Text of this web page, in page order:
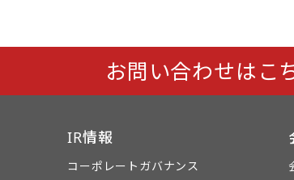
お問い合わせはこ
IR情報
コーポレートガバナンス